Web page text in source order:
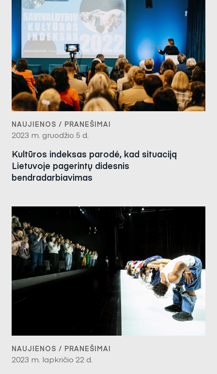
NAUJIENOS / PRANEŠIMAI
2023 m. gruodžio 5 d.
Kultūros indeksas parodė, kad situaciją
Lietuvoje pagerintų didesnis
bendradarbiavimas
NAUJIENOS / PRANEŠIMAI
2023 m. lapkričio 22 d.